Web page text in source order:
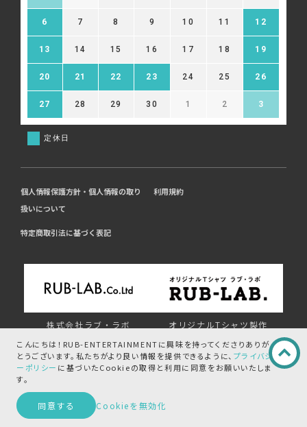
この商品を問い合わせる
こんにちは！RUB-ENTERTAINMENTに興味を持ってくださりありが
とうございます。 私たちがより良い情報を提供できるように、 プライバシ
ーポリシー に基づいたCookieの取得と利用に同意をお願いいたしま
す。
同意する Cookieを無効化
6 7 8 9 10 11 12
13 14 15 16 17 18 19
20 21 22 23 24 25 26
27 28 29 30 1 2 3
定休日
個人情報保護方針・個人情報の取り
扱いについて
利用規約
特定商取引法に基づく表記
株式会社ラブ・ラボ
オリジナルTシャツ製作
オリジナルタオル・
名入れタオル
ラブ・ラボタオル